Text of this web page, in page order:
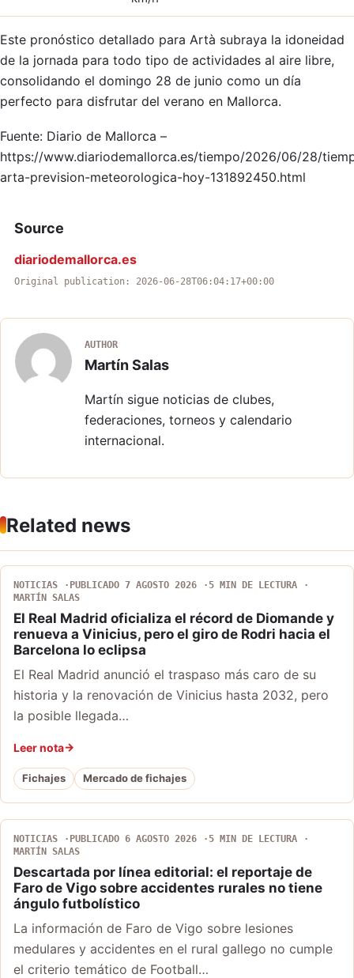
Este pronóstico detallado para Artà subraya la idoneidad
de la jornada para todo tipo de actividades al aire libre,
consolidando el domingo 28 de junio como un día
perfecto para disfrutar del verano en Mallorca.
Fuente: Diario de Mallorca –
https://www.diariodemallorca.es/tiempo/2026/06/28/
arta-prevision-meteorologica-hoy-131892450.html
Source
diariodemallorca.es
Original publication: 2026-06-28T06:04:17+00:00
AUTHOR
Martín Salas
Martín sigue noticias de clubes,
federaciones, torneos y calendario
internacional.
Related news
NOTICIAS PUBLICADO 7 AGOSTO 2026
5 MIN DE LECTURA
MARTÍN SALAS
El Real Madrid oficializa el récord de Diomande y
renueva a Vinicius, pero el giro de Rodri hacia el
Barcelona lo eclipsa
El Real Madrid anunció el traspaso más caro de su
historia y la renovación de Vinicius hasta 2032, pero
la posible llegada…
Leer nota
Fichajes Mercado de fichajes
NOTICIAS PUBLICADO 6 AGOSTO 2026
5 MIN DE LECTURA
MARTÍN SALAS
Descartada por línea editorial: el reportaje de
Faro de Vigo sobre accidentes rurales no tiene
ángulo futbolístico
La información de Faro de Vigo sobre lesiones
medulares y accidentes en el rural gallego no cumple
el criterio temático de Football…